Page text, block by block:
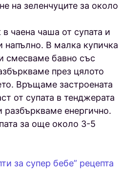
на зеленчуците за около
чаена чаша от супата и
напълно. В малка купичка
смесваме бавно със
през цялото
Връщаме застроената
от супата в тенджерата
разбъркваме енергично.
за още около 3-5
за супер бебе” рецепта